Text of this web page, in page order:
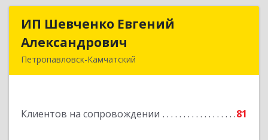
ИП Шевченко Евгений
Александрович
Петропавловск-Камчатский
Клиентов на сопровождении 81
ИП Шевченко Евгений